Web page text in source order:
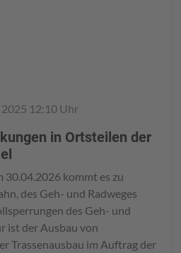
12:10 Uhr
in Ortsteilen der
30.04.2026 kommt es zu
des Geh- und Radweges
des Geh- und
ist der Ausbau von
Trassenausbau im Auftrag der